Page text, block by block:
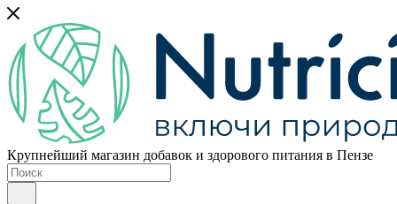
Крупнейший магазин добавок и здорового питания в Пензе